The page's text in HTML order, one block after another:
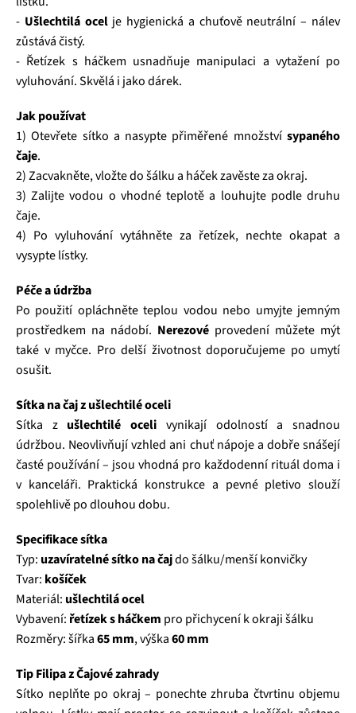
- Ušlechtilá ocelje hygienická a chuťově neutrální – nálev
zůstává čistý.
- Řetízek s háčkem usnadňuje manipulaci a vytažení po
vyluhování. Skvělá i jako dárek.
Jak používat
1) Otevřete sítko a nasypte přiměřené množství sypaného
čaje.
2) Zacvakněte, vložte do šálku a háček zavěste za okraj.
3) Zalijte vodou o vhodné teplotě a louhujte podle druhu
čaje.
4) Po vyluhování vytáhněte za řetízek, nechte okapat a
vysypte lístky.
Péče a údržba
Po použití opláchněte teplou vodou nebo umyjte jemným
prostředkem na nádobí. Nerezové provedení můžete mýt
také v myčce. Pro delší životnost doporučujeme po umytí
osušit.
Sítka na čaj z ušlechtilé oceli
Sítka z ušlechtilé oceli vynikají odolností a snadnou
údržbou. Neovlivňují vzhled ani chuť nápoje a dobře snášejí
časté používání – jsou vhodná pro každodenní rituál doma i
v kanceláři. Praktická konstrukce a pevné pletivo slouží
spolehlivě po dlouhou dobu.
Specifikace sítka
Typ: uzavíratelné sítko na čajdo šálku/menší konvičky
Tvar: košíček
Materiál: ušlechtilá ocel
Vybavení: řetízek s háčkem pro přichycení k okraji šálku
Rozměry: šířka65 mm, výška60 mm
Tip Filipa z Čajové zahrady
Sítko neplňte po okraj – ponechte zhruba čtvrtinu objemu